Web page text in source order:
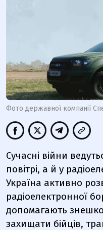
Фото державної компанії
Сучасні війни
повітрі, а й у
Україна активно
радіоелектронної
допомагають
захищати бійців,